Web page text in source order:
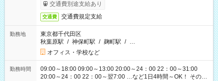
交通費別途支給あり
交通費 交通費規定支給
勤務地
東京都千代田区
秋葉原駅 / 神保町駅 / 麹町駅 / …
オフィス・学校など
勤務時間
09:00～18:00 09:00～13:00 20:00～24：00 22：00～31:00
20:00～24：00 22：00～翌7:00 …など1日4時間～OK！ その他